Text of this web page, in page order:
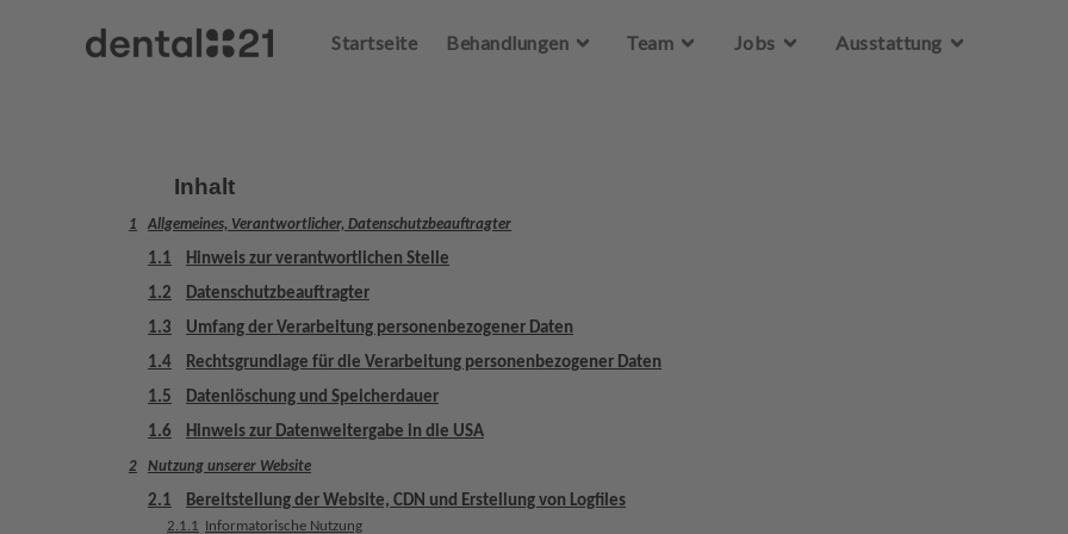
Startseite
Behandlungen Team Jobs Ausstattung
Inhalt
1 Allgemeines, Verantwortlicher, Datenschutzbeauftragter
1.1
Hinweis zur verantwortlichen Stelle
1.2
Datenschutzbeauftragter
1.3
Umfang der Verarbeitung personenbezogener Daten
1.4
Rechtsgrundlage für die Verarbeitung personenbezogener Daten
1.5
Datenlöschung und Speicherdauer
1.6
Hinweis zur Datenweitergabe in die USA
2 Nutzung unserer Website
2.1 Bereitstellung der Website, CDN und Erstellung von Logfiles
2.1.1 Informatorische Nutzung